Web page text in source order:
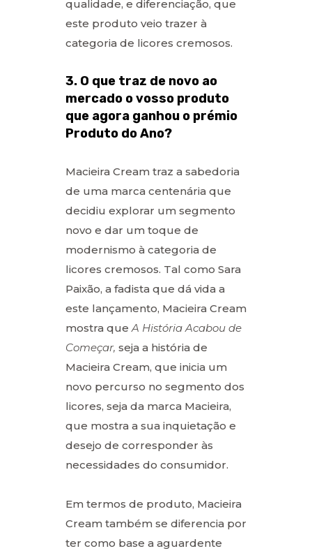
qualidade, e diferenciação, que
este produto veio trazer à
categoria de licores cremosos.
3. O que traz de novo ao
mercado o vosso produto
que agora ganhou o prémio
Produto do Ano?
Macieira Cream traz a sabedoria
de uma marca centenária que
decidiu explorar um segmento
novo e dar um toque de
modernismo à categoria de
licores cremosos. Tal como Sara
Paixão, a fadista que dá vida a
este lançamento, Macieira Cream
mostra queA História Acabou de
Começar, seja a história de
Macieira Cream, que inicia um
novo percurso no segmento dos
licores, seja da marca Macieira,
que mostra a sua inquietação e
desejo de corresponder às
necessidades do consumidor.
Em termos de produto, Macieira
Cream também se diferencia por
ter como base a aguardente